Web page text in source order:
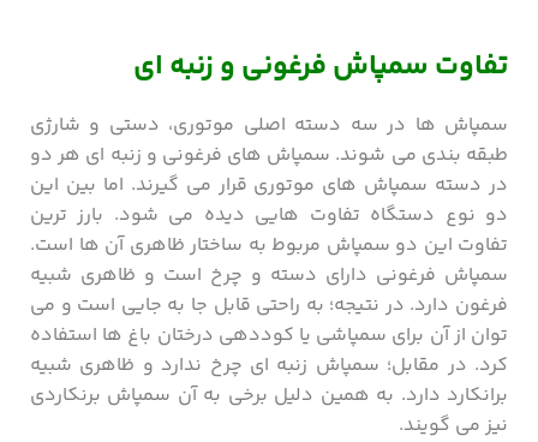
تفاوت سمپاش فرغونی و زنبه ای
سمپاش ها در سه دسته اصلی موتوری، دستی و شارژی
طبقه بندی می شوند. سمپاش های فرغونی و زنبه ای هر دو
در دسته سمپاش های موتوری قرار می گیرند. اما بین این
دو نوع دستگاه تفاوت هایی دیده می شود. بارز ترین
تفاوت این دو سمپاش مربوط به ساختار ظاهری آن ها است.
سمپاش فرغونی دارای دسته و چرخ است و ظاهری شبیه
فرغون دارد. در نتیجه؛ به راحتی قابل جا به جایی است و می
توان از آن برای سمپاشی یا کوددهی درختان باغ ها استفاده
کرد. در مقابل؛ سمپاش زنبه ای چرخ ندارد و ظاهری شبیه
برانکارد دارد. به همین دلیل برخی به آن سمپاش برنکاردی
نیز می گویند.